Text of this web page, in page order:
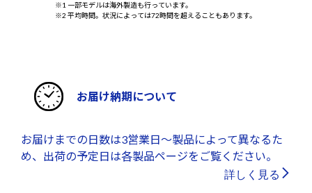
※1 一部モデルは海外製造も行っています。
※2 平均時間。状況によっては72時間を超えることもあります。
お届け納期について
お届けまでの日数は3営業日～製品によって異なるた
め、出荷の予定日は各製品ページをご覧ください。
詳しく見る